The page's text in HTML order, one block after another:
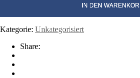
IN DEN
Kategorie: Unkategorisiert
Share: